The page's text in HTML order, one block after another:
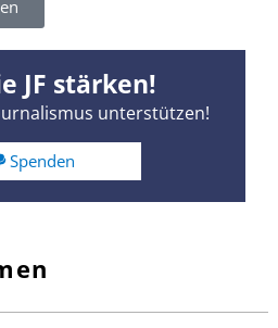
JF stärken!
unterstützen!
Spenden